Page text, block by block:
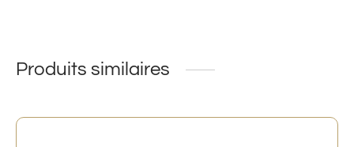
Produits similaires